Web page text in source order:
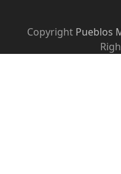
Copyright Pueblos